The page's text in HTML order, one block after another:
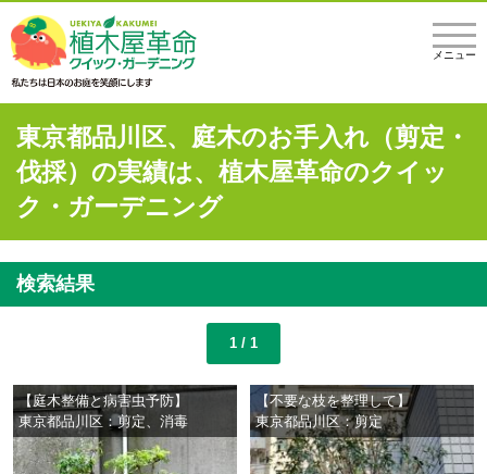
メニュー
東京都品川区、庭木のお手入れ（剪定・
伐採）の実績は、植木屋革命のクイッ
ク・ガーデニング
検索結果
1 / 1
【庭木整備と病害虫予防】
東京都品川区：剪定、消毒
【不要な枝を整理して】
東京都品川区：剪定